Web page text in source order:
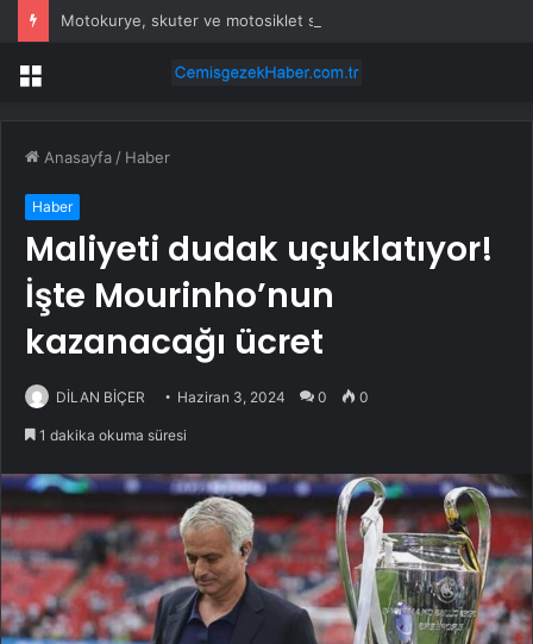
Menü
Anasayfa / Haber
Haber
Maliyeti dudak uçuklatıyor!
İşte Mourinho’nun
kazanacağı ücret
DİLAN BİÇER Haziran 3, 2024 0 0
1 dakika okuma süresi